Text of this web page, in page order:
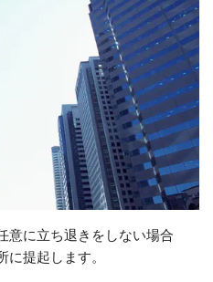
意に立ち退きをしない場合
提起します。